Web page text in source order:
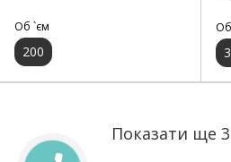
Об `єм
200
Показати ще